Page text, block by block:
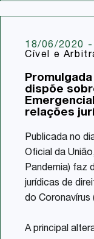
18/06/2020 -
Cível e
Promulgada
dispõe
relações
Publicada no
Oficial da
Pandemia) faz
jurídicas de
do Coronavírus
A principal